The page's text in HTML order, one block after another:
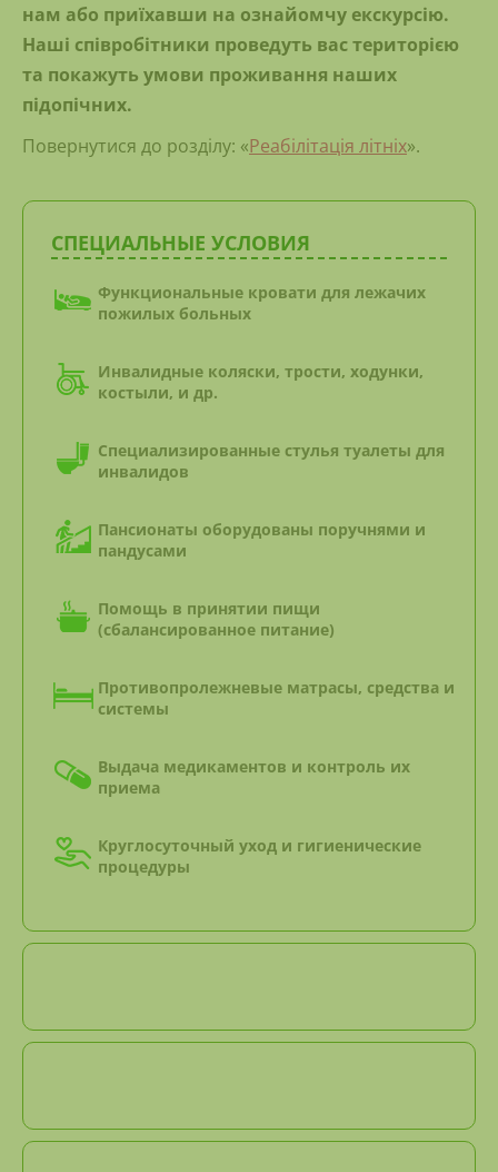
нам або приїхавши на ознайомчу екскурсію.
Наші співробітники проведуть вас територією
та покажуть умови проживання наших
підопічних.
Повернутися до розділу: «Реабілітація літніх».
СПЕЦИАЛЬНЫЕ УСЛОВИЯ
Функциональные кровати для лежачих
пожилых больных
Инвалидные коляски, трости, ходунки,
костыли, и др.
Специализированные стулья туалеты для
инвалидов
Пансионаты оборудованы поручнями и
пандусами
Помощь в принятии пищи
(сбалансированное питание)
Противопролежневые матрасы, средства и
системы
Выдача медикаментов и контроль их
приема
Круглосуточный уход и гигиенические
процедуры